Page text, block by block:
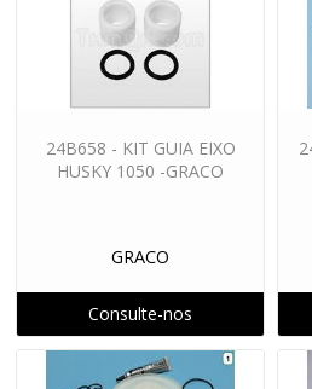
24B658 - KIT GUIA EIXO
HUSKY 1050 -GRACO
GRACO
Consulte-nos